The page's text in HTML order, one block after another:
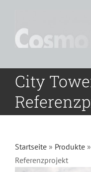
springen
City
Startseite » Produkte »
Referenzprojekt